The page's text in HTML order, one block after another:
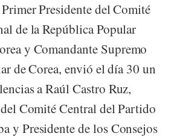
Presidente del Comité
de la República Popular
y Comandante Supremo
de Corea, envió el día 30 un
a Raúl Castro Ruz,
Comité Central del Partido
y Presidente de los Consejos